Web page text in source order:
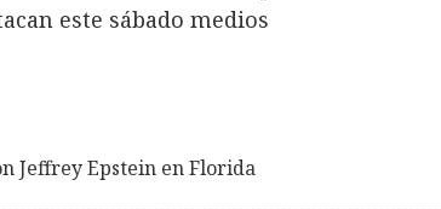
este sábado medios
Jeffrey Epstein en Florida